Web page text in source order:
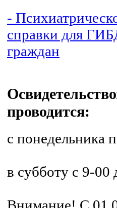
-
справки для
граждан
проводится:
с понедельника
в субботу с 9-00